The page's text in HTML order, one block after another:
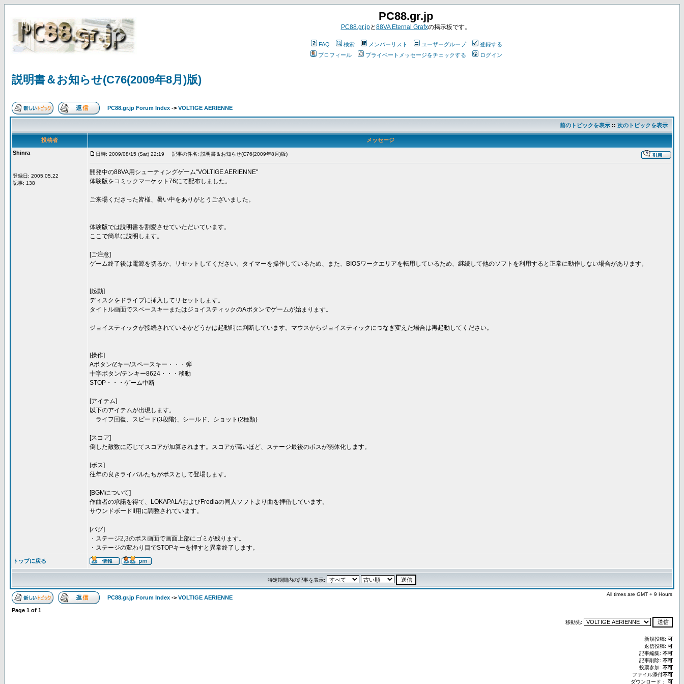
PC88.gr.jp
PC88.gr.jpと88VA Eternal Grafxの掲示板です。
FAQ 検索 メンバーリスト ユーザーグループ
登録する
プロフィール
プライベートメッセージをチェックする ログイン
説明書＆お知らせ(C76(2009年8月)版)
PC88.gr.jp Forum Index -> VOLTIGE AERIENNE
前のトピックを表示 :: 次のトピックを表示
投稿者 メッセージ
Shinra
登録日: 2005.05.22
記事: 138
日時: 2009/08/15 (Sat) 22:19 記事の件名: 説明書＆お知らせ(C76(2009年8月)版)
開発中の88VA用シューティングゲーム"VOLTIGE AERIENNE"
体験版をコミックマーケット76にて配布しました。
ご来場くださった皆様、暑い中をありがとうございました。
体験版では説明書を割愛させていただいています。
ここで簡単に説明します。
[ご注意]
ゲーム終了後は電源を切るか、リセットしてください。タイマーを操作しているため、また、BIOSワークエリアを転用しているため、継続して他のソフトを利用すると正常に動作しない場合があります。
[起動]
ディスクをドライブに挿入してリセットします。
タイトル画面でスペースキーまたはジョイスティックのAボタンでゲームが始まります。
ジョイスティックが接続されているかどうかは起動時に判断しています。マウスからジョイスティックにつなぎ変えた場合は再起動してください。
[操作]
Aボタン/Zキー/スペースキー・・・弾
十字ボタン/テンキー8624・・・移動
STOP・・・ゲーム中断
[アイテム]
以下のアイテムが出現します。
ライフ回復、スピード(3段階)、シールド、ショット(2種類)
[スコア]
倒した敵数に応じてスコアが加算されます。スコアが高いほど、ステージ最後のボスが弱体化します。
[ボス]
往年の良きライバルたちがボスとして登場します。
[BGMについて]
作曲者の承諾を得て、LOKAPALAおよびFrediaの同人ソフトより曲を拝借しています。
サウンドボードII用に調整されています。
[バグ]
・ステージ2,3のボス画面で画面上部にゴミが残ります。
・ステージの変わり目でSTOPキーを押すと異常終了します。
トップに戻る
特定期間内の記事を表示:
PC88.gr.jp Forum Index -> VOLTIGE AERIENNE
All times are GMT + 9 Hours
Page 1 of 1
移動先:
新規投稿: 可
返信投稿: 可
記事編集: 不可
記事削除: 不可
投票参加: 不可
ファイル添付不可
ダウンロード： 可